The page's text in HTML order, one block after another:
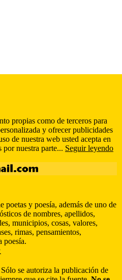
propias como de terceros para
y ofrecer publicidades
de nuestra web usted acepta en
por nuestra parte... Seguir leyendo
poetas y poesía, además de uno de
de nombres, apellidos,
municipios, cosas, valores,
rimas, pensamientos,
poesía.
se autoriza la publicación de